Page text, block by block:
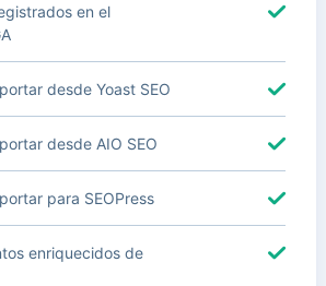
en el
desde Yoast SEO
desde AIO SEO
para SEOPress
enriquecidos de